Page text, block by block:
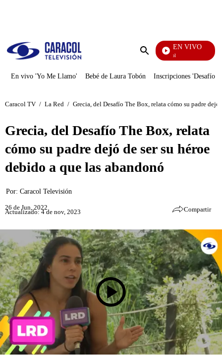
Enviar
EN VIVO
Noticias Caracol
En vivo 'Yo Me Llamo' Bebé de Laura Tobón Inscripciones 'Desafío'
Caracol TV / La Red / Grecia, del Desafío The Box, relata cómo su padre dejó
Grecia, del Desafío The Box, relata
cómo su padre dejó de ser su héroe
debido a que las abandonó
Por: Caracol Televisión
26 de Jun, 2022
Actualizado: 4 de nov, 2023 Compartir